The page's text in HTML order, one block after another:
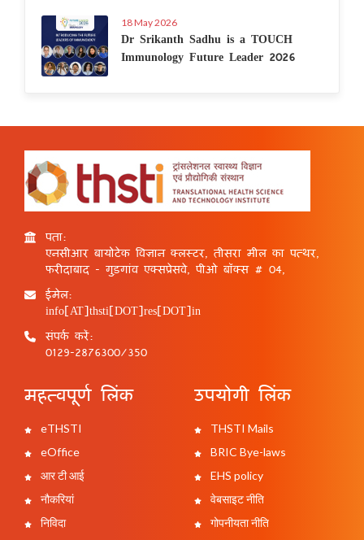
18 May 2026
Dr Srikanth Sadhu is a TOUCH
Immunology Future Leader 2026
पता:
एनसीआर बायोटेक विज्ञान क्लस्टर, तीसरा मील का पत्थर,
फरीदाबाद - गुड़गांव एक्सप्रेसवे, पीओ बॉक्स # 04,
ईमेल:
info[AT]thsti[DOT]res[DOT]in
संपर्क करें:
0129-2876300/350
महत्वपूर्ण लिंक
eTHSTI
eOffice
आर टी आई
नौकरियां
निविदा
उपयोगी लिंक
THSTI Mails
BRIC Bye-laws
EHS policy
वेबसाइट नीति
गोपनीयता नीति